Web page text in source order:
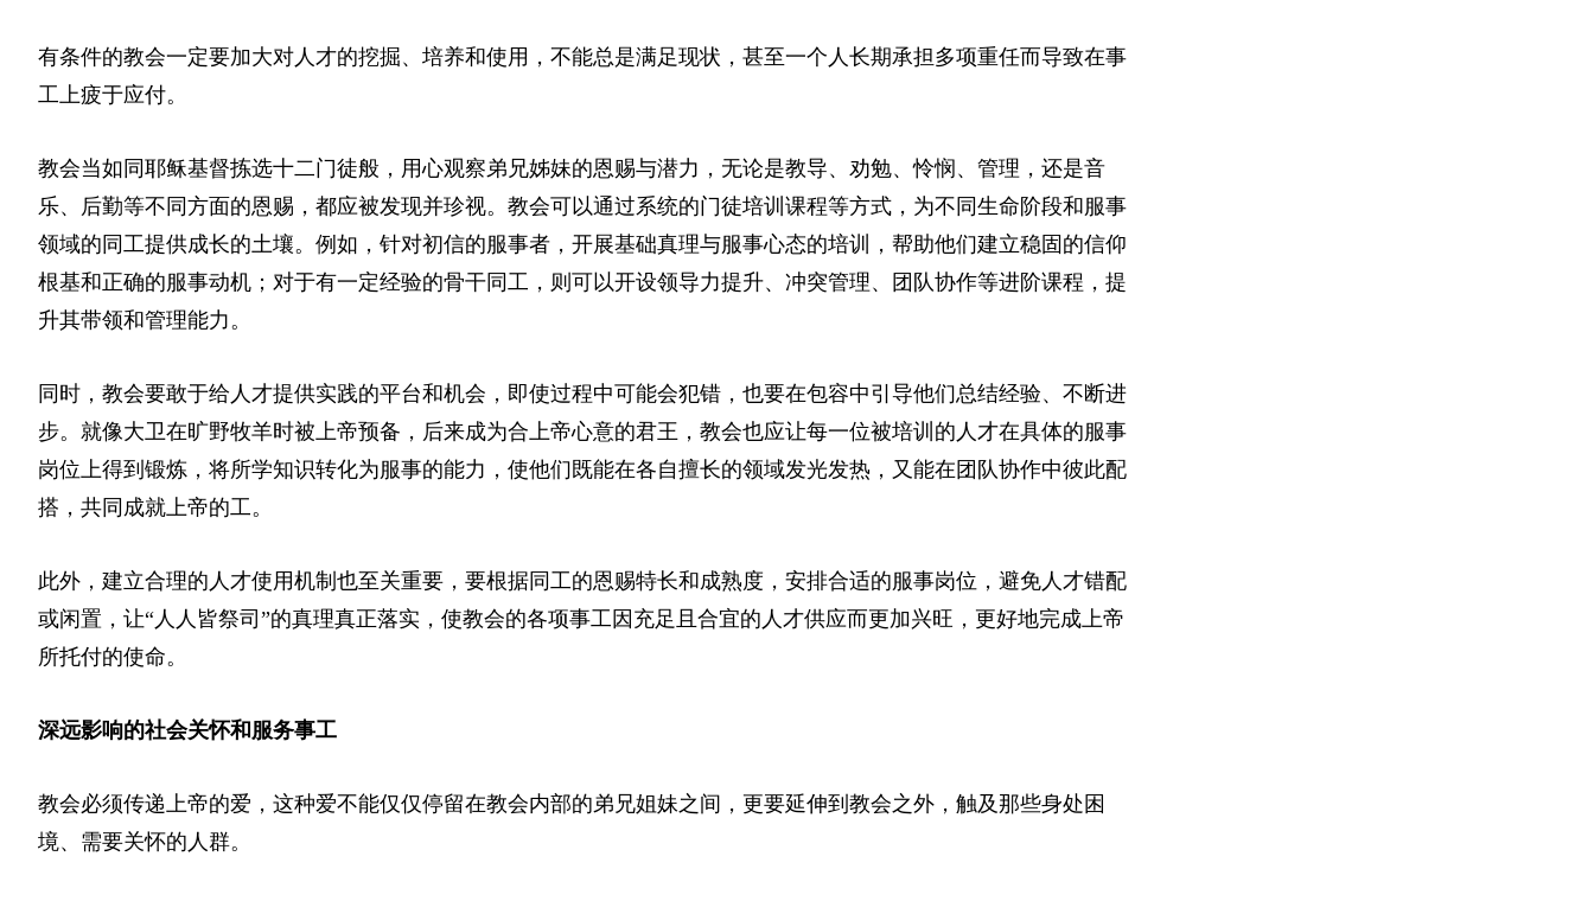
有条件的教会一定要加大对人才的挖掘、培养和使用，不能总是满足现状，甚至一个人长期承担多项重任而导致在事
工上疲于应付。
教会当如同耶稣基督拣选十二门徒般，用心观察弟兄姊妹的恩赐与潜力，无论是教导、劝勉、怜悯、管理，还是音
乐、后勤等不同方面的恩赐，都应被发现并珍视。教会可以通过系统的门徒培训课程等方式，为不同生命阶段和服事
领域的同工提供成长的土壤。例如，针对初信的服事者，开展基础真理与服事心态的培训，帮助他们建立稳固的信仰
根基和正确的服事动机；对于有一定经验的骨干同工，则可以开设领导力提升、冲突管理、团队协作等进阶课程，提
升其带领和管理能力。
同时，教会要敢于给人才提供实践的平台和机会，即使过程中可能会犯错，也要在包容中引导他们总结经验、不断进
步。就像大卫在旷野牧羊时被上帝预备，后来成为合上帝心意的君王，教会也应让每一位被培训的人才在具体的服事
岗位上得到锻炼，将所学知识转化为服事的能力，使他们既能在各自擅长的领域发光发热，又能在团队协作中彼此配
搭，共同成就上帝的工。
此外，建立合理的人才使用机制也至关重要，要根据同工的恩赐特长和成熟度，安排合适的服事岗位，避免人才错配
或闲置，让“人人皆祭司”的真理真正落实，使教会的各项事工因充足且合宜的人才供应而更加兴旺，更好地完成上帝
所托付的使命。
深远影响的社会关怀和服务事工
教会必须传递上帝的爱，这种爱不能仅仅停留在教会内部的弟兄姐妹之间，更要延伸到教会之外，触及那些身处困
境、需要关怀的人群。